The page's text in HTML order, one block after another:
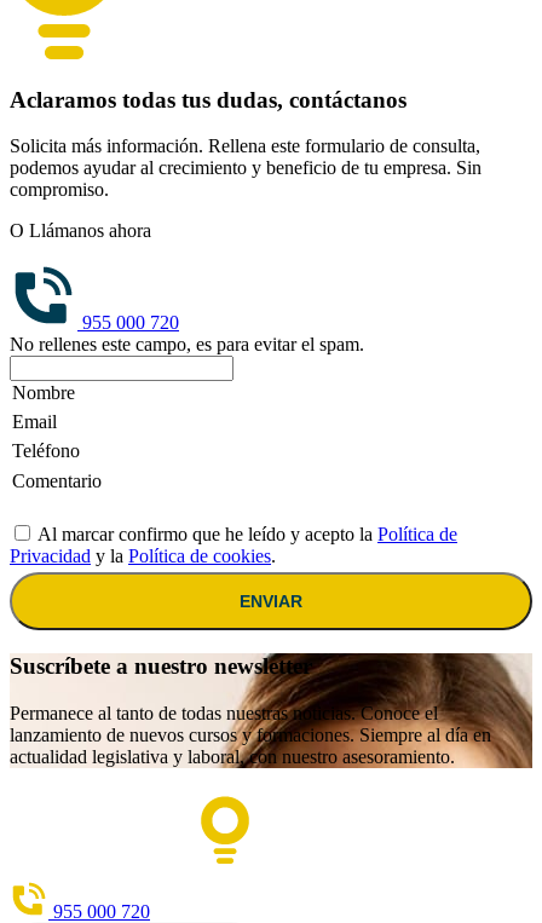
Aclaramos todas tus dudas, contáctanos
Solicita más información. Rellena este formulario de consulta,
podemos ayudar al crecimiento y beneficio de tu empresa. Sin
compromiso.
O Llámanos ahora
955 000 720
No rellenes este campo, es para evitar el spam.
Al marcar confirmo que he leído y acepto la Política de
Privacidad y la Política de cookies.
ENVIAR
Suscríbete a nuestro newsletter
Permanece al tanto de todas nuestras noticias. Conoce el
lanzamiento de nuevos cursos y formaciones. Siempre al día en
actualidad legislativa y laboral, con nuestro asesoramiento.
955 000 720